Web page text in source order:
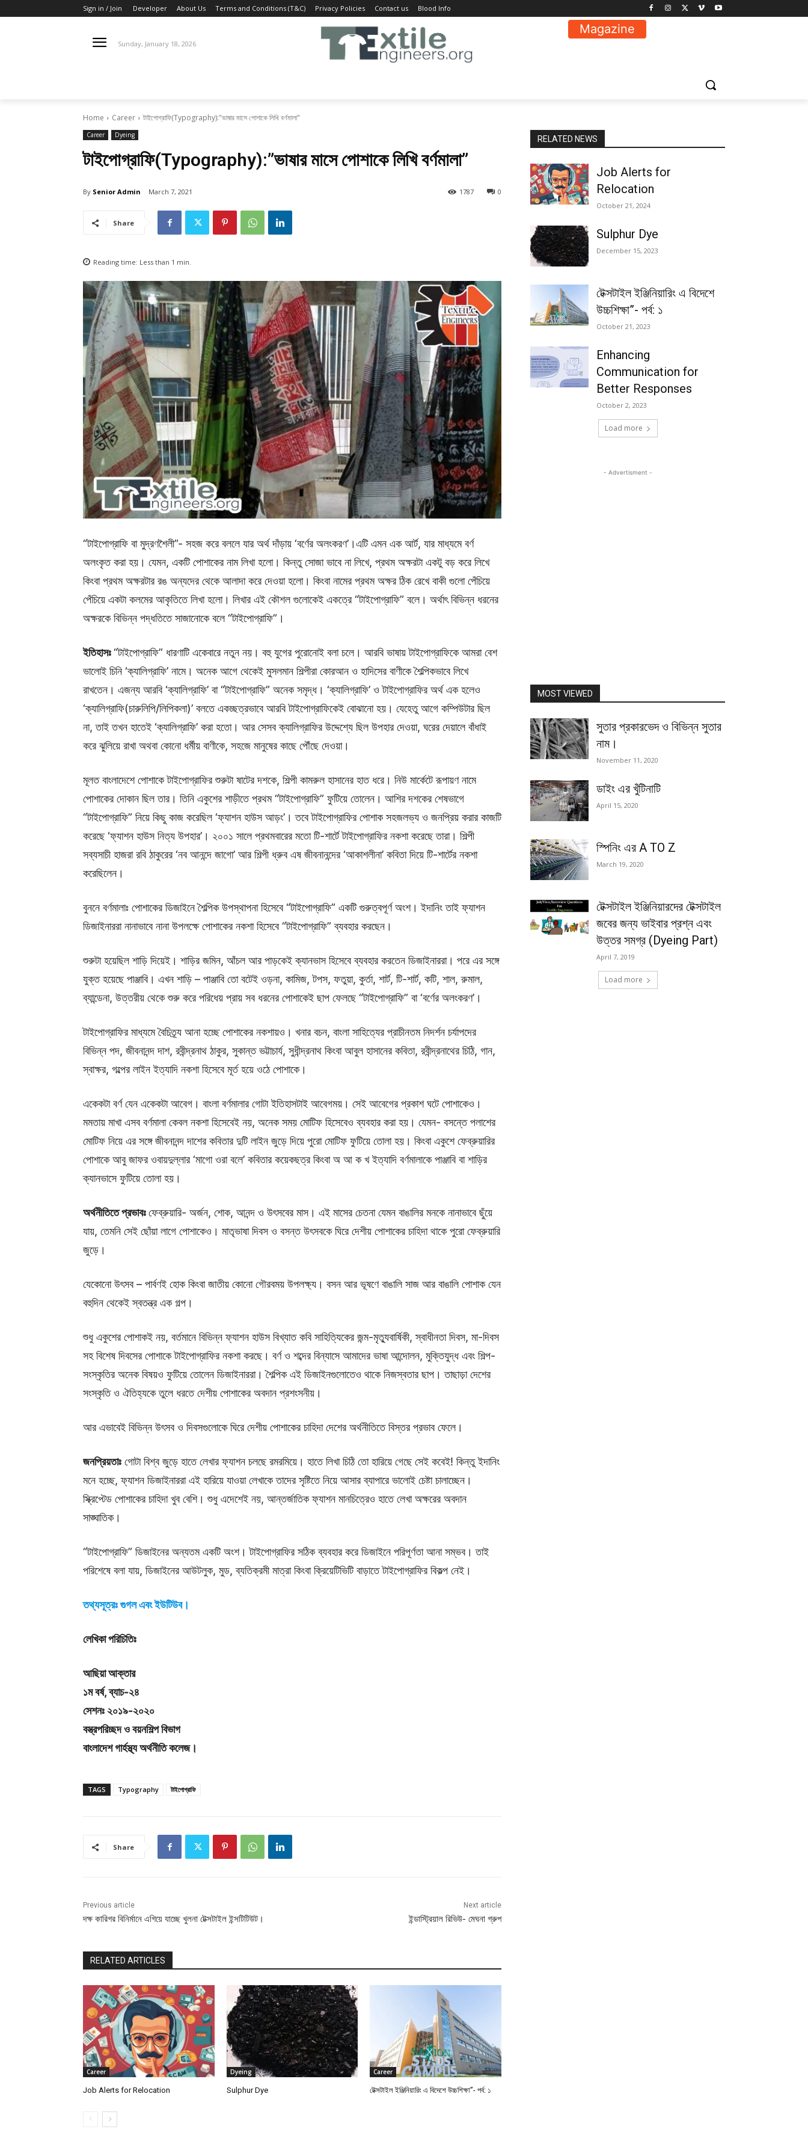
Sign in / Join Developer About Us Terms and Conditions (T&C) Privacy Policies Contact us Blood Info
Sunday, January 18, 2026
Magazine
Home Career টাইপোগ্রাফি(Typography):"ভাষার মাসে পোশাকে লিখি বর্ণমালা"
Career Dyeing
টাইপোগ্রাফি(Typography):”ভাষার মাসে পোশাকে লিখি বর্ণমালা”
By Senior Admin March 7, 2021 0
1787
Share
Reading time: Less than 1 min.
“টাইপোগ্রাফি বা মুদ্রণশৈলী”- সহজ করে বললে যার অর্থ দাঁড়ায় ‘বর্ণের অলংকরণ’।এটি এমন এক আর্ট, যার মাধ্যমে বর্ণ
অলংকৃত করা হয়। যেমন, একটি পোশাকের নাম লিখা হলো। কিন্তু সোজা ভাবে না লিখে, প্রথম অক্ষরটা একটু বড় করে লিখে
কিংবা প্রথম অক্ষরটার রঙ অন্যদের থেকে আলাদা করে দেওয়া হলো। কিংবা নামের প্রথম অক্ষর ঠিক রেখে বাকী গুলো পেঁচিয়ে
পেঁচিয়ে একটা কলমের আকৃতিতে লিখা হলো। লিখার এই কৌশল গুলোকেই একত্রে “টাইপোগ্রাফি” বলে। অর্থাৎ বিভিন্ন ধরনের
অক্ষরকে বিভিন্ন পদ্ধতিতে সাজানোকে বলে “টাইপোগ্রাফি”।
ইতিহাসঃ“টাইপোগ্রাফি” ধারণাটি একেবারে নতুন নয়। বহু যুগের পুরোনোই বলা চলে। আরবি ভাষায় টাইপোগ্রাফিকে আমরা বেশ
ভালোই চিনি ‘ক্যালিগ্রাফি’ নামে। অনেক আগে থেকেই মুসলমান শিল্পীরা কোরআন ও হাদিসের বাণীকে শৈল্পিকভাবে লিখে
রাখতেন। এজন্য আরবি ‘ক্যালিগ্রাফি’ বা “টাইপোগ্রাফি” অনেক সমৃদ্ধ। ‘ক্যালিগ্রাফি’ ও টাইপোগ্রাফির অর্থ এক হলেও
‘ক্যালিগ্রাফি(চারুলিপি/লিপিকলা)’ বলতে একচ্ছত্রভাবে আরবি টাইপোগ্রাফিকেই বোঝানো হয়। যেহেতু আগে কম্পিউটার ছিল
না, তাই তখন হাতেই ‘ক্যালিগ্রাফি’ করা হতো। আর সেসব ক্যালিগ্রাফির উদ্দেশ্যে ছিল উপহার দেওয়া, ঘরের দেয়ালে বাঁধাই
করে ঝুলিয়ে রাখা অথবা কোনো ধর্মীয় বাণীকে, সহজে মানুষের কাছে পৌঁছে দেওয়া।
মূলত বাংলাদেশে পোশাকে টাইপোগ্রাফির শুরুটা ষাটের দশকে, শিল্পী কামরুল হাসানের হাত ধরে। নিউ মার্কেটে রূপায়ণ নামে
পোশাকের দোকান ছিল তার। তিনি একুশের শাড়ীতে প্রথম “টাইপোগ্রাফি” ফুটিয়ে তোলেন। আশির দশকের শেষভাগে
“টাইপোগ্রাফি” নিয়ে কিছু কাজ করেছিল ‘ফ্যাশন হাউস আড়ং’। তবে টাইপোগ্রাফির পোশাক সহজলভ্য ও জনপ্রিয় করার কাজটি
করেছে ‘ফ্যাশন হাউস নিত্য উপহার’। ২০০১ সালে প্রথমবারের মতো টি-শার্টে টাইপোগ্রাফির নকশা করেছে তারা। শিল্পী
সব্যসাচী হাজরা রবি ঠাকুরের ‘নব আনন্দে জাগো’ আর শিল্পী ধ্রুব এষ জীবনানন্দের ‘আকাশলীনা’ কবিতা দিয়ে টি-শার্টের নকশা
করেছিলেন।
বুননে বর্ণমালাঃ পোশাকের ডিজাইনে শৈল্পিক উপস্থাপনা হিসেবে “টাইপোগ্রাফি” একটি গুরুত্বপূর্ণ অংশ। ইদানিং তাই ফ্যাশন
ডিজাইনাররা নানাভাবে নানা উপলক্ষে পোশাকের নকশা হিসেবে “টাইপোগ্রাফি” ব্যবহার করছেন।
শুরুটা হয়েছিল শাড়ি দিয়েই। শাড়ির জমিন, আঁচল আর পাড়কেই ক্যানভাস হিসেবে ব্যবহার করতেন ডিজাইনাররা। পরে এর সঙ্গে
যুক্ত হয়েছে পাঞ্জাবি। এখন শাড়ি – পাঞ্জাবি তো বটেই ওড়না, কামিজ, টপস, ফতুয়া, কুর্তা, শার্ট, টি-শার্ট, কটি, শাল, রুমাল,
ব্যান্ডেনা, উত্তরীয় থেকে শুরু করে পরিধেয় প্রায় সব ধরনের পোশাকেই ছাপ ফেলছে “টাইপোগ্রাফি” বা ‘বর্ণের অলংকরণ’।
টাইপোগ্রাফির মাধ্যমে বৈচিত্র্য আনা হচ্ছে পোশাকের নকশায়ও। খনার বচন, বাংলা সাহিত্যের প্রাচীনতম নিদর্শন চর্যাপদের
বিভিন্ন পদ, জীবনানন্দ দাশ, রবীন্দ্রনাথ ঠাকুর, সুকান্ত ভট্টাচার্য, সুধীন্দ্রনাথ কিংবা আবুল হাসানের কবিতা, রবীন্দ্রনাথের চিঠি, গান,
স্বাক্ষর, গল্পের লাইন ইত্যাদি নকশা হিসেবে মূর্ত হয়ে ওঠে পোশাকে।
একেকটা বর্ণ যেন একেকটা আবেগ। বাংলা বর্ণমালার গোটা ইতিহাসটাই আবেগময়। সেই আবেগের প্রকাশ ঘটে পোশাকেও।
মমতায় মাখা এসব বর্ণমালা কেবল নকশা হিসেবেই নয়, অনেক সময় মোটিফ হিসেবেও ব্যবহার করা হয়। যেমন- বসন্তে পলাশের
মোটিফ নিয়ে এর সঙ্গে জীবনানন্দ দাশের কবিতার দুটি লাইন জুড়ে দিয়ে পুরো মোটিফ ফুটিয়ে তোলা হয়। কিংবা একুশে ফেব্রুয়ারির
পোশাকে আবু জাফর ওবায়দুল্লার ‘মাগো ওরা বলে’ কবিতার কয়েকছত্র কিংবা অ আ ক খ ইত্যাদি বর্ণমালাকে পাঞ্জাবি বা শাড়ির
ক্যানভাসে ফুটিয়ে তোলা হয়।
অর্থনীতিতে প্রভাবঃফেব্রুয়ারি- অর্জন, শোক, আনন্দ ও উৎসবের মাস। এই মাসের চেতনা যেমন বাঙালির মনকে নানাভাবে ছুঁয়ে
যায়, তেমনি সেই ছোঁয়া লাগে পোশাকেও। মাতৃভাষা দিবস ও বসন্ত উৎসবকে ঘিরে দেশীয় পোশাকের চাহিদা থাকে পুরো ফেব্রুয়ারি
জুড়ে।
যেকোনো উৎসব – পার্বণই হোক কিংবা জাতীয় কোনো গৌরবময় উপলক্ষ্য। বসন আর ভূষণে বাঙালি সাজ আর বাঙালি পোশাক যেন
বহুদিন থেকেই স্বতন্ত্র এক গল্প।
শুধু একুশের পোশাকই নয়, বর্তমানে বিভিন্ন ফ্যাশন হাউস বিখ্যাত কবি সাহিত্যিকের জন্ম-মৃত্যুবার্ষিকী, স্বাধীনতা দিবস, মা-দিবস
সহ বিশেষ দিবসের পোশাকে টাইপোগ্রাফির নকশা করছে। বর্ণ ও শব্দের বিন্যাসে আমাদের ভাষা আন্দোলন, মুক্তিযুদ্ধ এবং শিল্প-
সংস্কৃতির অনেক বিষয়ও ফুটিয়ে তোলেন ডিজাইনাররা। শৈল্পিক এই ডিজাইনগুলোতেও থাকে নিজস্বতার ছাপ। তাছাড়া দেশের
সংস্কৃতি ও ঐতিহ্যকে তুলে ধরতে দেশীয় পোশাকের অবদান প্রশংসনীয়।
আর এভাবেই বিভিন্ন উৎসব ও দিবসগুলোকে ঘিরে দেশীয় পোশাকের চাহিদা দেশের অর্থনীতিতে বিস্তর প্রভাব ফেলে।
জনপ্রিয়তাঃ গোটা বিশ্ব জুড়ে হাতে লেখার ফ্যাশন চলছে রমরমিয়ে। হাতে লিখা চিঠি তো হারিয়ে গেছে সেই কবেই! কিন্তু ইদানিং
মনে হচ্ছে, ফ্যাশন ডিজাইনাররা এই হারিয়ে যাওয়া লেখাকে তাদের সৃষ্টিতে নিয়ে আসার ব্যাপারে ভালোই চেষ্টা চালাচ্ছেন।
স্ক্রিপ্টেড পোশাকের চাহিদা খুব বেশি। শুধু এদেশেই নয়, আন্তর্জাতিক ফ্যাশন মানচিত্রেও হাতে লেখা অক্ষরের অবদান
সাঙ্ঘাতিক।
“টাইপোগ্রাফি” ডিজাইনের অন্যতম একটি অংশ। টাইপোগ্রাফির সঠিক ব্যবহার করে ডিজাইনে পরিপূর্ণতা আনা সম্ভব। তাই
পরিশেষে বলা যায়, ডিজাইনের আউটলুক, মুড, ব্যতিক্রমী মাত্রা কিংবা ক্রিয়েটিভিটি বাড়াতে টাইপোগ্রাফির বিকল্প নেই।
তথ্যসূত্রঃ গুগল এবং ইউটিউব।
লেখিকা পরিচিতিঃ
আছিয়া আক্তার
১ম বর্ষ, ব্যাচ-২৪
সেশনঃ ২০১৯-২০২০
বস্ত্রপরিচ্ছদ ও বয়নশিল্প বিভাগ
বাংলাদেশ গার্হস্থ্য অর্থনীতি কলেজ।
TAGS Typography টাইপোগ্রাফি
Share
Previous article
দক্ষ কারিগর বিনির্মানে এগিয়ে যাচ্ছে খুলনা টেক্সটাইল ইন্সটিটিউট।
Next article
ইন্ডাস্ট্রিয়াল রিভিউ- মেঘনা গ্রুপ
RELATED ARTICLES
Career
Job Alerts for Relocation
Dyeing
Sulphur Dye
Career
টেক্সটাইল ইঞ্জিনিয়ারিং এ বিদেশে উচ্চশিক্ষা”- পর্ব: ১
RELATED NEWS
Job Alerts for
Relocation
October 21, 2024
Sulphur Dye
December 15, 2023
টেক্সটাইল ইঞ্জিনিয়ারিং এ বিদেশে
উচ্চশিক্ষা”- পর্ব: ১
October 21, 2023
Enhancing
Communication for
Better Responses
October 2, 2023
Load more
- Advertisment -
MOST VIEWED
সুতার প্রকারভেদ ও বিভিন্ন সুতার
নাম।
November 11, 2020
ডাইং এর খুঁটিনাটি
April 15, 2020
স্পিনিং এর A TO Z
March 19, 2020
টেক্সটাইল ইঞ্জিনিয়ারদের টেক্সটাইল
জবের জন্য ভাইবার প্রশ্ন এবং
উত্তর সমগ্র (Dyeing Part)
April 7, 2019
Load more